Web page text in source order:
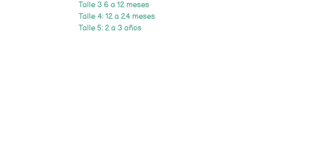
Talle 3 6 a 12 meses
Talle 4: 12 a 24 meses
Talle 5: 2 a 3 años